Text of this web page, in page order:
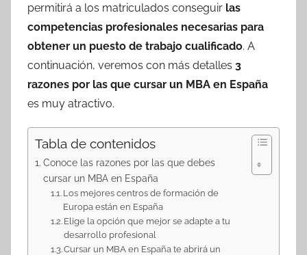
permitirá a los matriculados conseguir las
competencias profesionales necesarias para
obtener un puesto de trabajo cualificado. A
continuación, veremos con más detalles 3
razones por las que cursar un MBA en España
es muy atractivo.
Tabla de contenidos
Conoce las razones por las que debes
cursar un MBA en España
Los mejores centros de formación de
Europa están en España
Elige la opción que mejor se adapte a tu
desarrollo profesional
Cursar un MBA en España te abrirá un